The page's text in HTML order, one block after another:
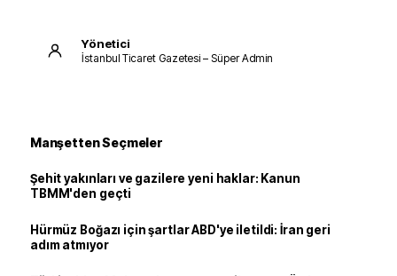
Yönetici
İstanbul Ticaret Gazetesi – Süper Admin
Manşetten Seçmeler
Şehit yakınları ve gazilere yeni haklar: Kanun
TBMM'den geçti
Hürmüz Boğazı için şartlar ABD'ye iletildi: İran geri
adım atmıyor